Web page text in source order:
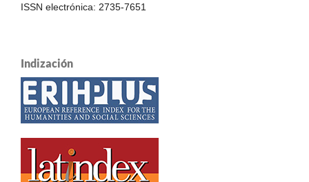
ISSN electrónica: 2735-7651
Indización